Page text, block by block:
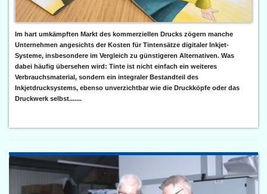
Im hart umkämpften Markt des kommerziellen Drucks zögern manche
Unternehmen angesichts der Kosten für Tintensätze digitaler Inkjet-
Systeme, insbesondere im Vergleich zu günstigeren Alternativen. Was
dabei häufig übersehen wird: Tinte ist nicht einfach ein weiteres
Verbrauchsmaterial, sondern ein integraler Bestandteil des
Inkjetdrucksystems, ebenso unverzichtbar wie die Druckköpfe oder das
Druckwerk selbst.......